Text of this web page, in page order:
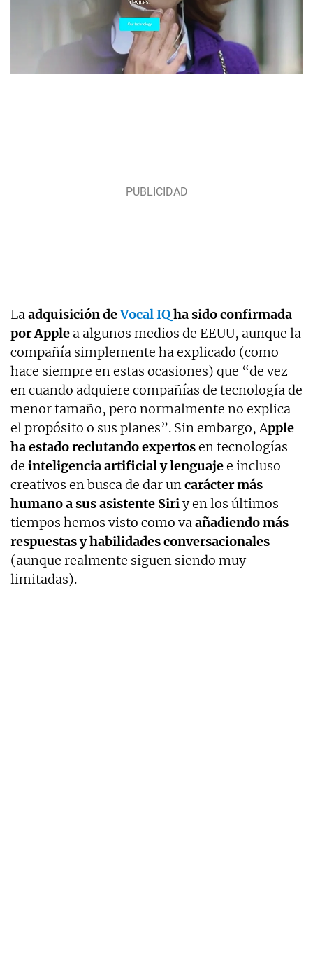
La adquisición deVocal IQha sido confirmada
por Apple a algunos medios de EEUU, aunque la
compañía simplemente ha explicado (como
hace siempre en estas ocasiones) que “de vez
en cuando adquiere compañías de tecnología de
menor tamaño, pero normalmente no explica
el propósito o sus planes”. Sin embargo, Apple
ha estado reclutando expertosen tecnologías
de inteligencia artificial y lenguajee incluso
creativos en busca de dar un carácter más
humano a sus asistente Siri y en los últimos
tiempos hemos visto como va añadiendo más
respuestas y habilidades conversacionales
(aunque realmente siguen siendo muy
limitadas).